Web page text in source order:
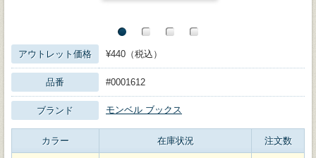
アウトレット価格 ¥440（税込）
品番 #0001612
ブランド モンベル ブックス
カラー 在庫状況 注文数